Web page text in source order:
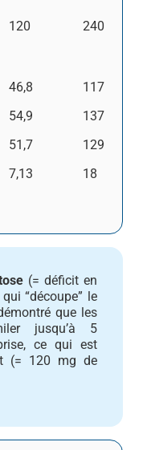
120 240
46,8
117
54,9
137
51,7
129
7,13 18
(= déficit en
“découpe” le
que les
jusqu’à 5
ce qui est
(= 120 mg de